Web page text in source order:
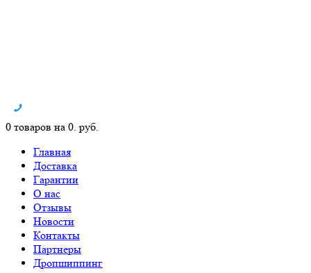
0 товаров на 0. руб.
Главная
Доставка
Гарантии
О нас
Отзывы
Новости
Контакты
Партнеры
Дропшиппинг